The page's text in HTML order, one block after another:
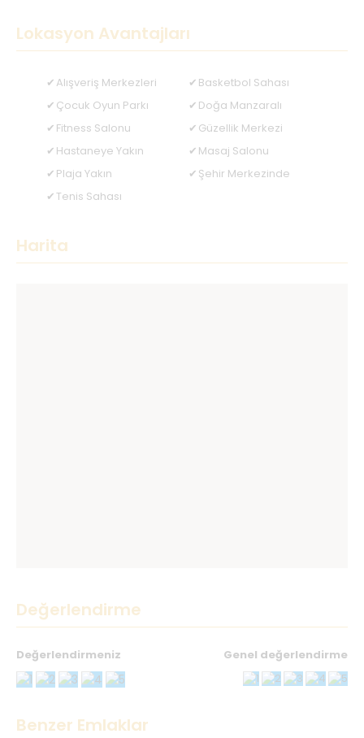
Lokasyon Avantajları
Alışveriş Merkezleri
Basketbol Sahası
Çocuk Oyun Parkı
Doğa Manzaralı
Fitness Salonu
Güzellik Merkezi
Hastaneye Yakın
Masaj Salonu
Plaja Yakın
Şehir Merkezinde
Tenis Sahası
Harita
Değerlendirme
Değerlendirmeniz Genel değerlendirme
Teşekkürler
Benzer Emlaklar